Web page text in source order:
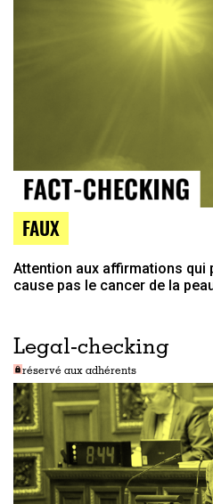
FAUX
Attention aux affirmations qui
cause pas le cancer de la
Legal-checking
réservé aux adhérents